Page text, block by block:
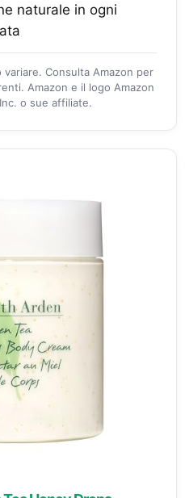
naturale in ogni
Consulta Amazon per
Amazon e il logo Amazon
o sue affiliate.